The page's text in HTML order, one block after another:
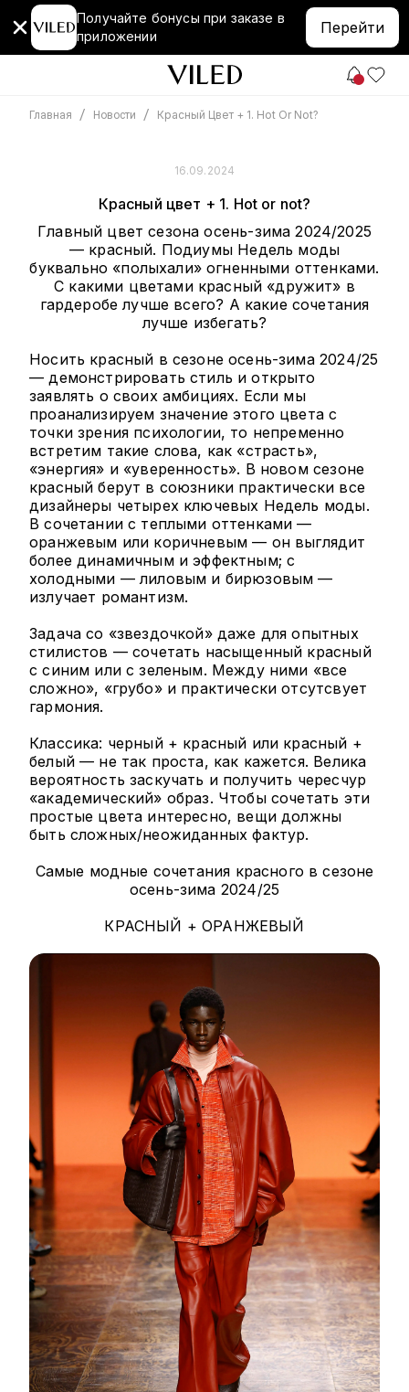
Получайте бонусы при заказе в
приложении
Перейти
Главная / Новости / Красный Цвет + 1. Hot Or Not?
16.09.2024
Красный цвет + 1. Hot or not?
Главный цвет сезона осень-зима 2024/2025
— красный. Подиумы Недель моды
буквально «полыхали» огненными оттенками.
С какими цветами красный «дружит» в
гардеробе лучше всего? А какие сочетания
лучше избегать?
Носить красный в сезоне осень-зима 2024/25
— демонстрировать стиль и открыто
заявлять о своих амбициях. Если мы
проанализируем значение этого цвета с
точки зрения психологии, то непременно
встретим такие слова, как «страсть»,
«энергия» и «уверенность». В новом сезоне
красный берут в союзники практически все
дизайнеры четырех ключевых Недель моды.
В сочетании с теплыми оттенками —
оранжевым или коричневым — он выглядит
более динамичным и эффектным; с
холодными — лиловым и бирюзовым —
излучает романтизм.
Задача со «звездочкой» даже для опытных
стилистов — сочетать насыщенный красный
с синим или с зеленым. Между ними «все
сложно», «грубо» и практически отсутсвует
гармония.
Классика: черный + красный или красный +
белый — не так проста, как кажется. Велика
вероятность заскучать и получить чересчур
«академический» образ. Чтобы сочетать эти
простые цвета интересно, вещи должны
быть сложных/неожиданных фактур.
Самые модные сочетания красного в сезоне
осень-зима 2024/25
КРАСНЫЙ + ОРАНЖЕВЫЙ